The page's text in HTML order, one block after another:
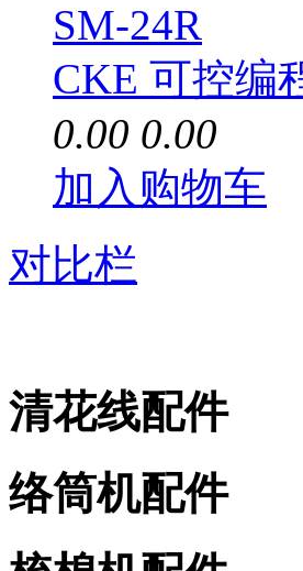
CKE 可控编
0.00 0.00
加入购物车
对比栏
清花线配件
络筒机配件